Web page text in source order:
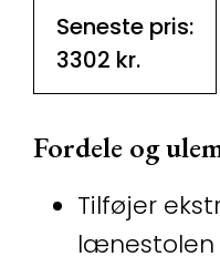
Fordele og
Tilføjer
lænestolen
Seneste pris:
3302 kr.